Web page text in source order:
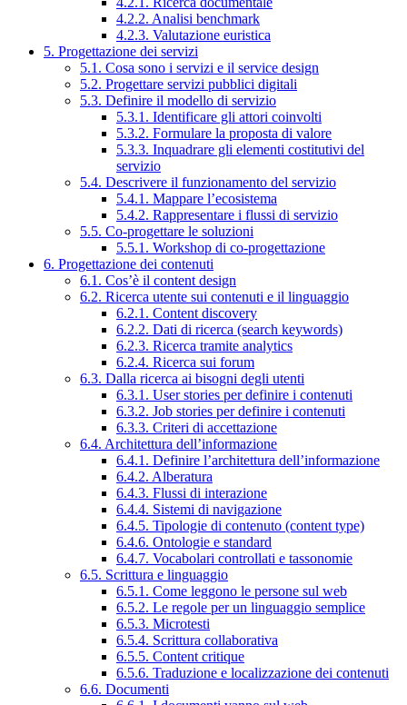
4.2.2. Analisi benchmark
4.2.3. Valutazione euristica
5. Progettazione dei servizi
5.1. Cosa sono i servizi e il service design
5.2. Progettare servizi pubblici digitali
5.3. Definire il modello di servizio
5.3.1. Identificare gli attori coinvolti
5.3.2. Formulare la proposta di valore
5.3.3. Inquadrare gli elementi costitutivi del
servizio
5.4. Descrivere il funzionamento del servizio
5.4.1. Mappare l’ecosistema
5.4.2. Rappresentare i flussi di servizio
5.5. Co-progettare le soluzioni
5.5.1. Workshop di co-progettazione
6. Progettazione dei contenuti
6.1. Cos’è il content design
6.2. Ricerca utente sui contenuti e il linguaggio
6.2.1. Content discovery
6.2.2. Dati di ricerca (search keywords)
6.2.3. Ricerca tramite analytics
6.2.4. Ricerca sui forum
6.3. Dalla ricerca ai bisogni degli utenti
6.3.1. User stories per definire i contenuti
6.3.2. Job stories per definire i contenuti
6.3.3. Criteri di accettazione
6.4. Architettura dell’informazione
6.4.1. Definire l’architettura dell’informazione
6.4.2. Alberatura
6.4.3. Flussi di interazione
6.4.4. Sistemi di navigazione
6.4.5. Tipologie di contenuto (content type)
6.4.6. Ontologie e standard
6.4.7. Vocabolari controllati e tassonomie
6.5. Scrittura e linguaggio
6.5.1. Come leggono le persone sul web
6.5.2. Le regole per un linguaggio semplice
6.5.3. Microtesti
6.5.4. Scrittura collaborativa
6.5.5. Content critique
6.5.6. Traduzione e localizzazione dei contenuti
6.6. Documenti